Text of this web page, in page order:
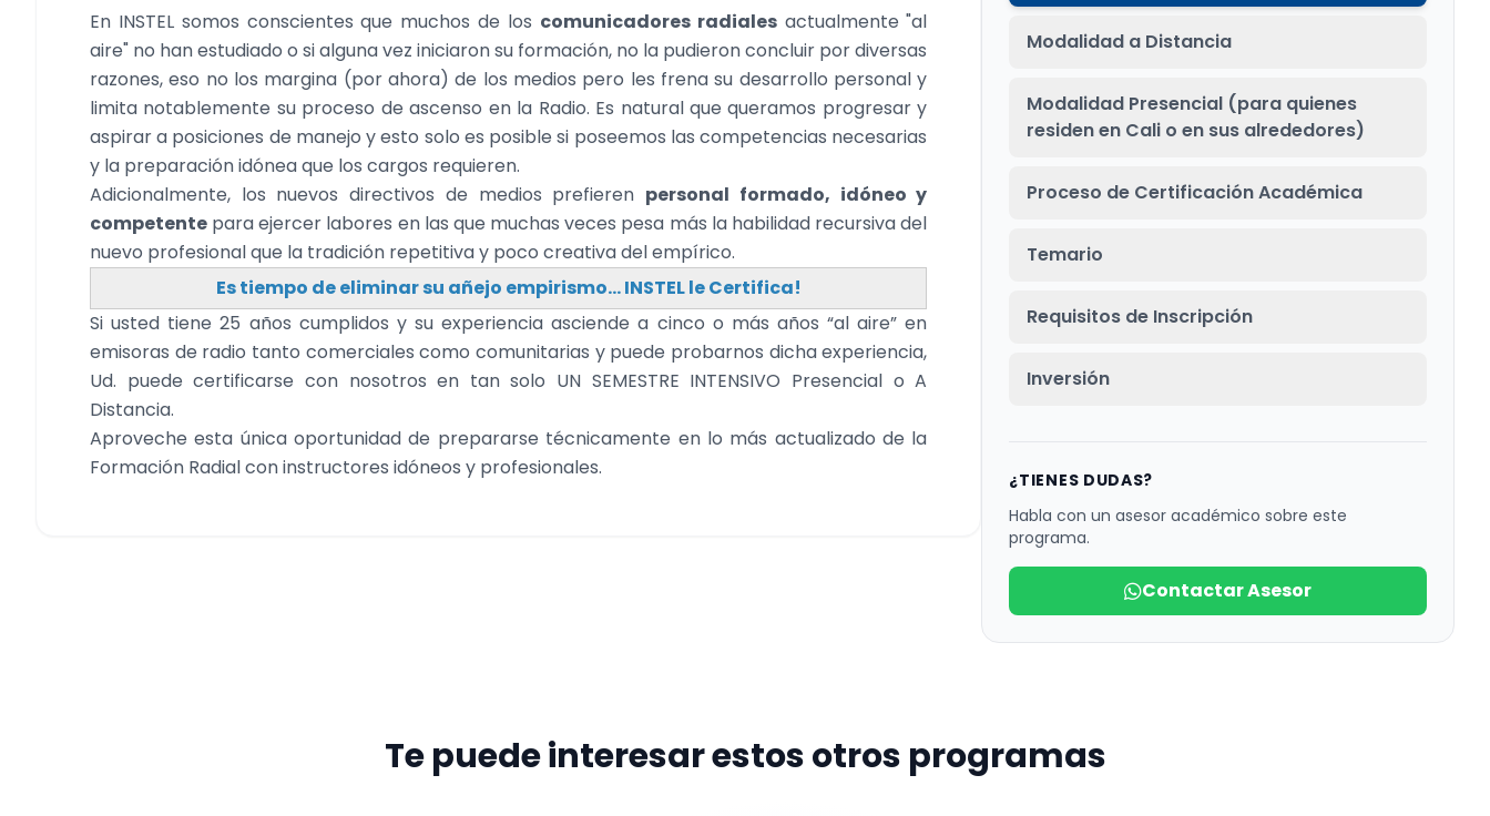
En INSTEL somos conscientes que muchos de los comunicadores radialesactualmente "al
aire" no han estudiado o si alguna vez iniciaron su formación, no la pudieron concluir por diversas
razones, eso no los margina (por ahora) de los medios pero les frena su desarrollo personal y
limita notablemente su proceso de ascenso en la Radio. Es natural que queramos progresar y
aspirar a posiciones de manejo y esto solo es posible si poseemos las competencias necesarias
y la preparación idónea que los cargos requieren.
Adicionalmente, los nuevos directivos de medios prefieren personal formado, idóneo y
competente para ejercer labores en las que muchas veces pesa más la habilidad recursiva del
nuevo profesional que la tradición repetitiva y poco creativa del empírico.
Es tiempo de eliminar su añejo empirismo... INSTEL le Certifica!
Si usted tiene 25 años cumplidos y su experiencia asciende a cinco o más años “al aire” en
emisoras de radio tanto comerciales como comunitarias y puede probarnos dicha experiencia,
Ud. puede certificarse con nosotros en tan solo UN SEMESTRE INTENSIVO Presencial o A
Distancia.
Aproveche esta única oportunidad de prepararse técnicamente en lo más actualizado de la
Formación Radial con instructores idóneos y profesionales.
Modalidad a Distancia
Modalidad Presencial (para quienes
residen en Cali o en sus alrededores)
Proceso de Certificación Académica
Temario
Requisitos de Inscripción
Inversión
¿TIENES DUDAS?
Habla con un asesor académico sobre este
programa.
Contactar Asesor
Te puede interesar estos otros programas